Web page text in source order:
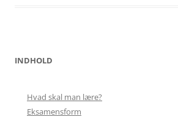
INDHOLD
Hvad skal man lære?
Eksamensform